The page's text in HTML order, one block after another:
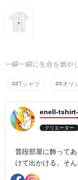
一瞬一瞬に生命を燃や
##Tシャツ ##オリ
enell-
クリエーター
普段部屋に飾って
けて出かける。そ